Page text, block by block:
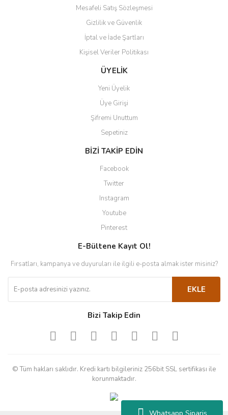
Whatsapp Sipariş
Gönder
Mesafeli Satış Sözleşmesi
Gizlilik ve Güvenlik
İptal ve İade Şartları
Kişisel Veriler Politikası
ÜYELİK
Yeni Üyelik
Üye Girişi
Şifremi Unuttum
Sepetiniz
BİZİ TAKİP EDİN
Facebook
Twitter
Instagram
Youtube
Pinterest
E-Bültene Kayıt Ol!
Fırsatları, kampanya ve duyuruları ile ilgili e-posta almak ister misiniz?
EKLE
Bizi Takip Edin
© Tüm hakları saklıdır. Kredi kartı bilgileriniz 256bit SSL sertifikası ile
korunmaktadır.